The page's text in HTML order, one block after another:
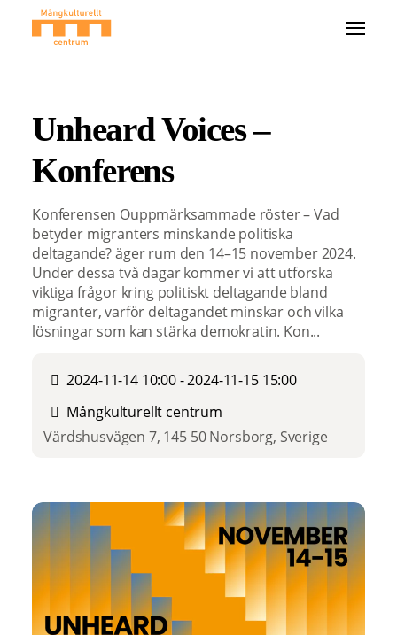
Unheard Voices –
Konferens
Konferensen Ouppmärksammade röster – Vad
betyder migranters minskande politiska
deltagande? äger rum den 14–15 november 2024.
Under dessa två dagar kommer vi att utforska
viktiga frågor kring politiskt deltagande bland
migranter, varför deltagandet minskar och vilka
lösningar som kan stärka demokratin. Kon...
2024-11-14 10:00 - 2024-11-15 15:00
Mångkulturellt centrum
Värdshusvägen 7, 145 50 Norsborg, Sverige